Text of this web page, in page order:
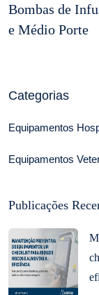
Bombas de
e Médio Porte
Categorias
Equipamentos
Equipamentos
Publicações